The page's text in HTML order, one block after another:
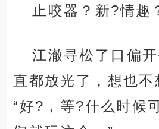
止咬器？新?情趣
江澈寻松了口偏
直都放光了，想也不
“好?，等?什么时候